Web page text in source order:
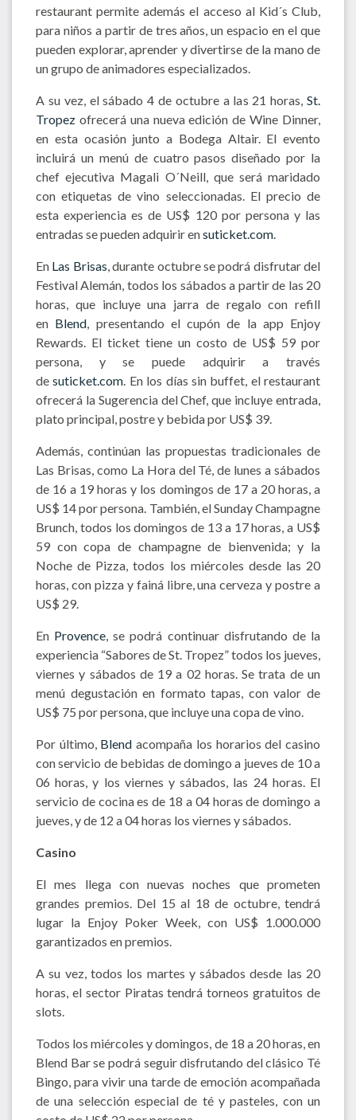
restaurant permite además el acceso al Kid´s Club,
para niños a partir de tres años, un espacio en el que
pueden explorar, aprender y divertirse de la mano de
un grupo de animadores especializados.
A su vez, el sábado 4 de octubre a las 21 horas, St.
Tropez ofrecerá una nueva edición de Wine Dinner,
en esta ocasión junto a Bodega Altair. El evento
incluirá un menú de cuatro pasos diseñado por la
chef ejecutiva Magali O´Neill, que será maridado
con etiquetas de vino seleccionadas. El precio de
esta experiencia es de US$ 120 por persona y las
entradas se pueden adquirir ensuticket.com.
En Las Brisas, durante octubre se podrá disfrutar del
Festival Alemán, todos los sábados a partir de las 20
horas, que incluye una jarra de regalo con refill
en Blend, presentando el cupón de la app Enjoy
Rewards. El ticket tiene un costo de US$ 59 por
persona, y se puede adquirir a través
desuticket.com. En los días sin buffet, el restaurant
ofrecerá la Sugerencia del Chef, que incluye entrada,
plato principal, postre y bebida por US$ 39.
Además, continúan las propuestas tradicionales de
Las Brisas, como La Hora del Té, de lunes a sábados
de 16 a 19 horas y los domingos de 17 a 20 horas, a
US$ 14 por persona. También, el Sunday Champagne
Brunch, todos los domingos de 13 a 17 horas, a US$
59 con copa de champagne de bienvenida; y la
Noche de Pizza, todos los miércoles desde las 20
horas, con pizza y fainá libre, una cerveza y postre a
US$ 29.
En Provence, se podrá continuar disfrutando de la
experiencia “Sabores de St. Tropez” todos los jueves,
viernes y sábados de 19 a 02 horas. Se trata de un
menú degustación en formato tapas, con valor de
US$ 75 por persona, que incluye una copa de vino.
Por último, Blend acompaña los horarios del casino
con servicio de bebidas de domingo a jueves de 10 a
06 horas, y los viernes y sábados, las 24 horas. El
servicio de cocina es de 18 a 04 horas de domingo a
jueves, y de 12 a 04 horas los viernes y sábados.
Casino
El mes llega con nuevas noches que prometen
grandes premios. Del 15 al 18 de octubre, tendrá
lugar la Enjoy Poker Week, con US$ 1.000.000
garantizados en premios.
A su vez, todos los martes y sábados desde las 20
horas, el sector Piratas tendrá torneos gratuitos de
slots.
Todos los miércoles y domingos, de 18 a 20 horas, en
Blend Bar se podrá seguir disfrutando del clásico Té
Bingo, para vivir una tarde de emoción acompañada
de una selección especial de té y pasteles, con un